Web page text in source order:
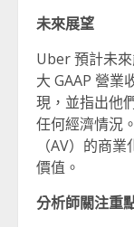
未來展望
Uber 預計未
大 GAAP 營業
現，並指出他
任何經濟情況
（AV）的商
價值。
分析師關注重